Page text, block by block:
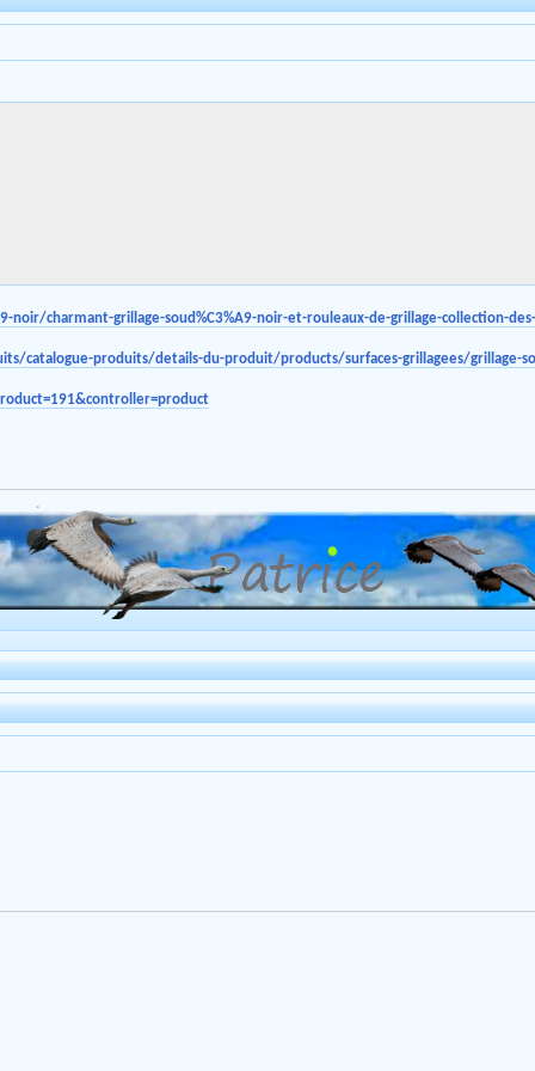
noir/charmant-grillage-soud%C3%A9-noir-et-rouleaux-de-grillage-collection-
produits/details-du-produit/products/surfaces-grillagees/grillage-